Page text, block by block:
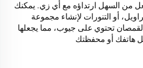
من السهل ارتداؤه مع أي زي. يمكنك
أو التنورات لإنشاء مجموعة
تحتوي على جيوب، مما يجعلها
هاتفك أو محفظتك